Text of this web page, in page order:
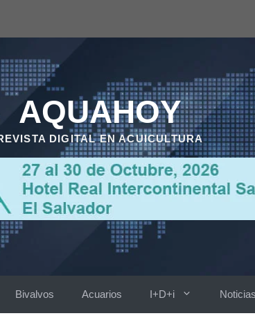
AQUAHOY
DIGITAL EN ACUICULTURA
Bivalvos Acuarios I+D+i